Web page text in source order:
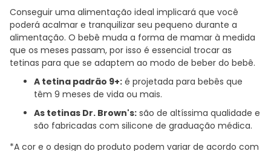
Conseguir uma alimentação ideal implicará que você
poderá acalmar e tranquilizar seu pequeno durante a
alimentação. O bebê muda a forma de mamar à medida
que os meses passam, por isso é essencial trocar as
tetinas para que se adaptem ao modo de beber do bebê.
A tetina padrão 9+: é projetada para bebês que
têm 9 meses de vida ou mais.
As tetinas Dr. Brown's: são de altíssima qualidade e
são fabricadas com silicone de graduação médica.
*A cor e o design do produto podem variar de acordo com